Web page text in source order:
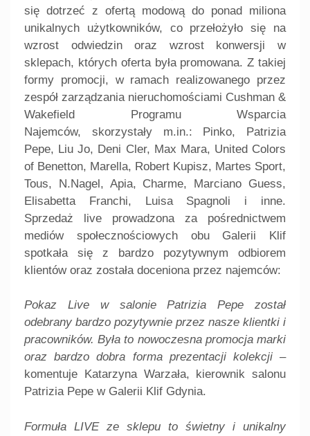
się dotrzeć z ofertą modową do ponad miliona
unikalnych użytkowników, co przełożyło się na
wzrost odwiedzin oraz wzrost konwersji w
sklepach, których oferta była promowana. Z takiej
formy promocji, w ramach realizowanego przez
zespół zarządzania nieruchomościami Cushman &
Wakefield Programu Wsparcia
Najemców, skorzystały m.in.: Pinko, Patrizia
Pepe, Liu Jo, Deni Cler, Max Mara, United Colors
of Benetton, Marella, Robert Kupisz, Martes Sport,
Tous, N.Nagel, Apia, Charme, Marciano Guess,
Elisabetta Franchi, Luisa Spagnoli i inne.
Sprzedaż live prowadzona za pośrednictwem
mediów społecznościowych obu Galerii Klif
spotkała się z bardzo pozytywnym odbiorem
klientów oraz została doceniona przez najemców:
Pokaz Live w salonie Patrizia Pepe został
odebrany bardzo pozytywnie przez nasze klientki i
pracowników. Była to nowoczesna promocja marki
oraz bardzo dobra forma prezentacji kolekcji–
komentuje Katarzyna Warzała, kierownik salonu
Patrizia Pepe w Galerii Klif Gdynia.
Formuła LIVE ze sklepu to świetny i unikalny